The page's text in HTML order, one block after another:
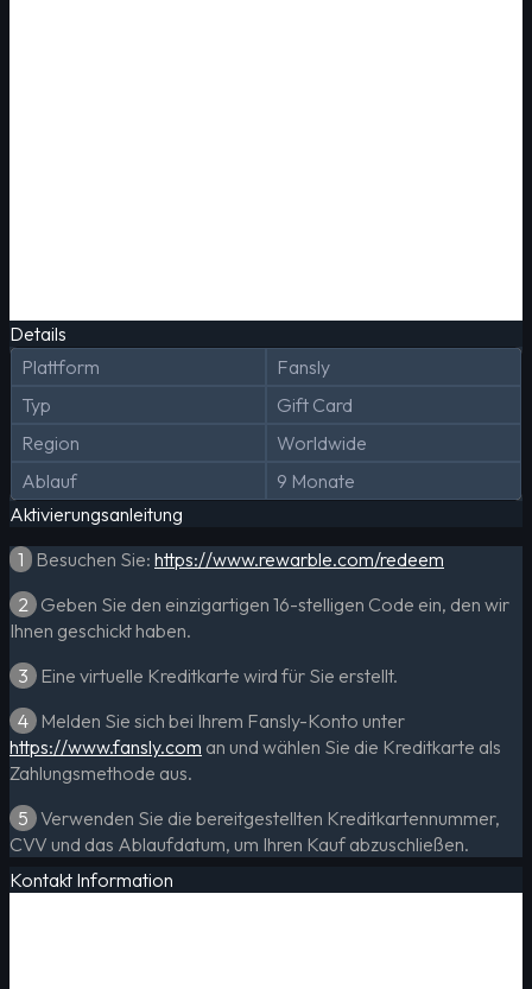
Details
Plattform
Fansly
Typ
Gift Card
Region
Worldwide
Ablauf
9 Monate
Aktivierungsanleitung
1 Besuchen Sie: https://www.rewarble.com/redeem
2 Geben Sie den einzigartigen 16-stelligen Code ein, den wir
Ihnen geschickt haben.
3 Eine virtuelle Kreditkarte wird für Sie erstellt.
4 Melden Sie sich bei Ihrem Fansly-Konto unter
https://www.fansly.com an und wählen Sie die Kreditkarte als
Zahlungsmethode aus.
5 Verwenden Sie die bereitgestellten Kreditkartennummer,
CVV und das Ablaufdatum, um Ihren Kauf abzuschließen.
Kontakt Information